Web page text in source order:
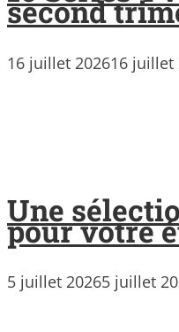
second
16 juillet 202616 juillet
Une
pour votre
5 juillet 20265 juillet